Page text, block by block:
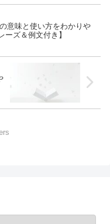
の意味と使い方をわかりや
ーズ＆例文付き】